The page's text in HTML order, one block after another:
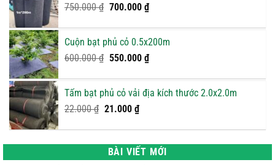
900.000 ₫.
750.000₫ Giá
là:
750.000 ₫.
700.000 ₫Giá
tại
là:
700.000 ₫.
Cuộn bạt phủ cỏ 0.5x200m
600.000₫ Giá
là:
600.000 ₫.
550.000 ₫Giá
tại
là:
Tấm bạt phủ cỏ vải địa kích thước 2.0x2.0m
22.000₫ Giá
là:
22.000 ₫.
21.000 ₫Giá
tại
là:
21.000 ₫.
BÀI VIẾT MỚI